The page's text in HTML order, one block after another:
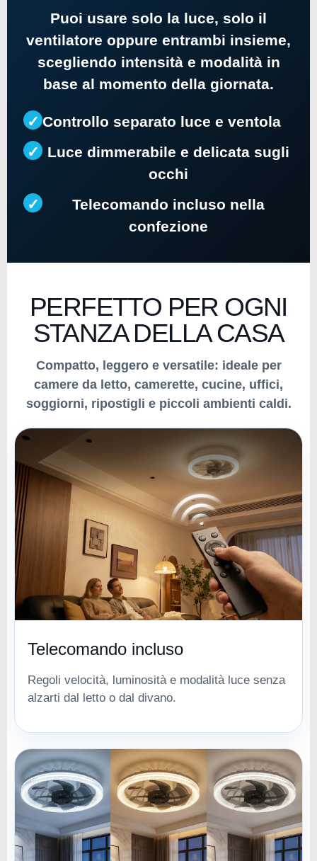
Puoi usare solo la luce, solo il
ventilatore oppure entrambi insieme,
scegliendo intensità e modalità in
base al momento della giornata.
✓ Controllo separato luce e ventola
✓
Luce dimmerabile e delicata sugli
occhi
✓
Telecomando incluso nella
confezione
PERFETTO PER OGNI
STANZA DELLA CASA
Compatto, leggero e versatile: ideale per
camere da letto, camerette, cucine, uffici,
soggiorni, ripostigli e piccoli ambienti caldi.
Telecomando incluso
Regoli velocità, luminosità e modalità luce senza
alzarti dal letto o dal divano.